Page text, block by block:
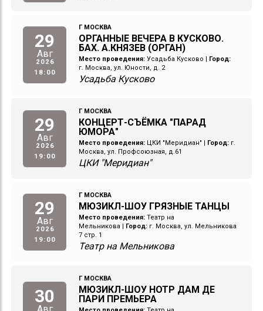
29
Авг
2026
18:00
Г МОСКВА
ОРГАННЫЕ ВЕЧЕРА В КУСКОВО.
БАХ. А.КНЯЗЕВ (ОРГАН)
Место проведения: Усадьба Кусково
Город:
г. Москва, ул. Юности, д. 2
Усадьба Кусково
29
Авг
2026
19:00
Г МОСКВА
КОНЦЕРТ-СЪЁМКА "ПАРАД
ЮМОРА"
Место проведения: ЦКИ "Меридиан" Город: г.
Москва, ул. Профсоюзная, д.61
ЦКИ "Меридиан"
29
Авг
2026
19:00
Г МОСКВА
МЮЗИКЛ-ШОУ ГРЯЗНЫЕ ТАНЦЫ
Место проведения: Театр на
Мельникова
Город: г. Москва, ул. Мельникова
7 стр. 1
Театр на Мельникова
30
Г МОСКВА
МЮЗИКЛ-ШОУ НОТР ДАМ ДЕ
ПАРИ ПРЕМЬЕРА